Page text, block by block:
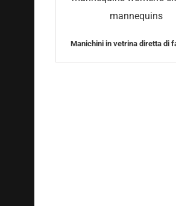
Manichini in vetrina diretta di